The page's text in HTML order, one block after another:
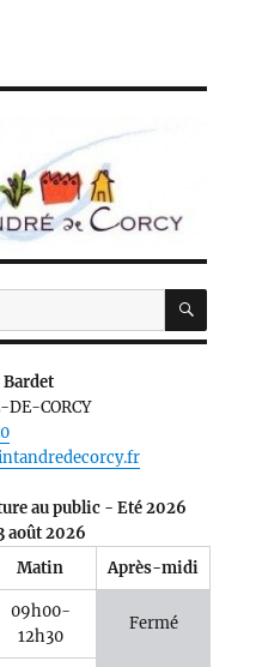
Bardet
CORCY
au public - Eté 2026
août 2026
Matin
Après-midi
09h00-
12h30
Fermé